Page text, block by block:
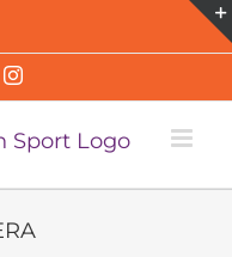
Instagram